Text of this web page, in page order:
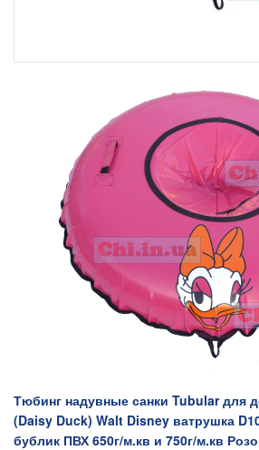
Тюбинг надувные санки Tubular для
(Daisy Duck) Walt Disney ватрушка
бублик ПВХ 650г/м.кв и 750г/м.кв